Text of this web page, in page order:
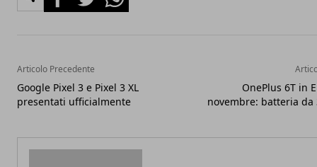
Articolo Precedente
Google Pixel 3 e Pixel 3 XL
presentati ufficialmente
OnePlus 6T in
novembre: batteria da